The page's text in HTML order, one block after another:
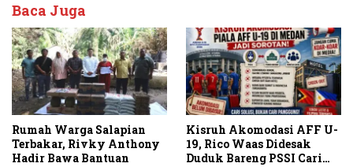
Baca Juga
Rumah Warga Salapian
Terbakar, Rivky Anthony
Hadir Bawa Bantuan
Kisruh Akomodasi AFF U-
19, Rico Waas Didesak
Duduk Bareng PSSI Cari